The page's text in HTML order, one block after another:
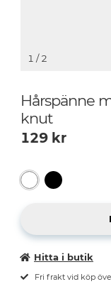
1 / 2
Hårspänne
knut
129 kr
Hitta i butik
Fri frakt vid köp